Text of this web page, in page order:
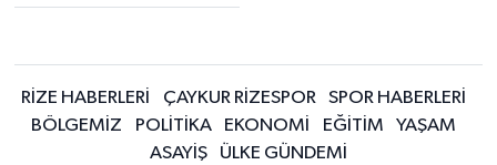
RİZE HABERLERİ ÇAYKUR RİZESPOR
SPOR HABERLERİ
BÖLGEMİZ
POLİTİKA EKONOMİ EĞİTİM
YAŞAM
ASAYİŞ
ÜLKE GÜNDEMİ